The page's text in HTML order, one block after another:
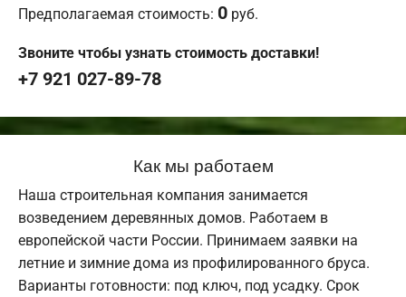
Предполагаемая стоимость: 0 руб.
Звоните чтобы узнать стоимость доставки!
+7 921 027-89-78
Как мы работаем
Наша строительная компания занимается
возведением деревянных домов. Работаем в
европейской части России. Принимаем заявки на
летние и зимние дома из профилированного бруса.
Варианты готовности: под ключ, под усадку. Срок